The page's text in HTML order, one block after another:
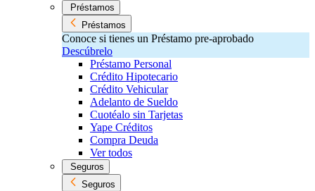
Préstamos
Préstamos
Conoce si tienes un Préstamo pre-aprobado
Descúbrelo
Préstamo Personal
Crédito Hipotecario
Crédito Vehicular
Adelanto de Sueldo
Cuotéalo sin Tarjetas
Yape Créditos
Compra Deuda
Ver todos
Seguros
Seguros